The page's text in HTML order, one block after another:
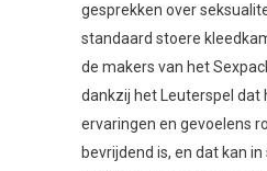
gesprekken over
standaard stoere
de makers van het
dankzij het Leuterspel dat
ervaringen en gevoelens
bevrijdend is, en dat kan